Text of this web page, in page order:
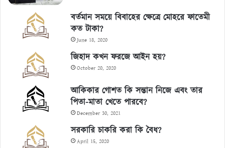
বর্তমান সময়ে বিবাহের ক্ষেত্রে মোহরে ফাতেমী
কত টাকা?
June 18, 2020
জিহাদ কখন ফরজে আইন হয়?
October 20, 2020
আকিকার গোশত কি সন্তান নিজে এবং তার
পিতা-মাতা খেতে পারবে?
December 30, 2021
সরকারি চাকরি করা কি বৈধ?
April 15, 2020